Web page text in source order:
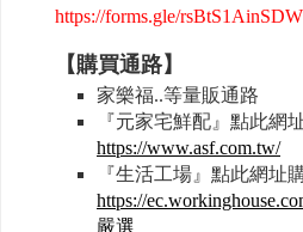
https://forms.gle/
【購買通路】
家樂福..等量販通路
『元家宅鮮配』點此網
https://www.asf.com.tw/
『生活工場』點此網址
https://
嚴選